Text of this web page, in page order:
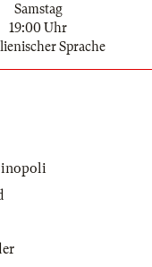
Samstag
19:00 Uhr
Sprache